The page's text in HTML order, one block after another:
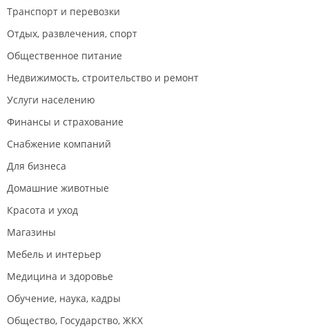
Транспорт и перевозки
Отдых, развлечения, спорт
Общественное питание
Недвижимость, строительство и ремонт
Услуги населению
Финансы и страхование
Снабжение компаний
Для бизнеса
Домашние животные
Красота и уход
Магазины
Мебель и интерьер
Медицина и здоровье
Обучение, наука, кадры
Общество, Государство, ЖКХ